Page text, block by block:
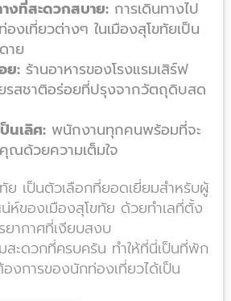
งที่สะดวกสบาย:การเดินทางไป
งเที่ยวต่างๆ ในเมืองสุโขทัยเป็น
าย
ย:ร้านอาหารของโรงแรมเสิร์ฟ
ยรสชาติอร่อยที่ปรุงจากวัตถุดิบสด
นเลิศ:พนักงานทุกคนพร้อมที่จะ
ณด้วยความเต็มใจ
ย เป็นตัวเลือกที่ยอดเยี่ยมสำหรับผู้
ห์ของเมืองสุโขทัย ด้วยทำเลที่ตั้ง
ากาศที่เงียบสงบ
สะดวกที่ครบครัน ทำให้ที่นี่เป็นที่พัก
งการของนักท่องเที่ยวได้เป็น